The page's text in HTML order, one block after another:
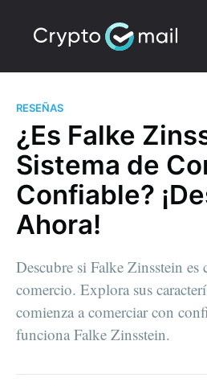
RESEÑAS
¿Es Falke
Sistema de
Confiable?
Ahora!
Descubre si Falke Zinsstein es
comercio. Explora sus
comienza a comerciar con
funciona Falke Zinsstein.